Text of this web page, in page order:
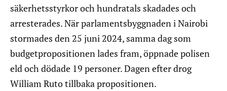
säkerhetsstyrkor och hundratals skadades och
arresterades. När parlamentsbyggnaden i Nairobi
stormades den 25 juni 2024, samma dag som
budgetpropositionen lades fram, öppnade polisen
eld och dödade 19 personer. Dagen efter drog
William Ruto tillbaka propositionen.